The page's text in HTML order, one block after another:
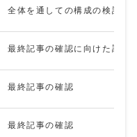
全体を通しての構成の検討
最終記事の確認に向けた調整
最終記事の確認
最終記事の確認